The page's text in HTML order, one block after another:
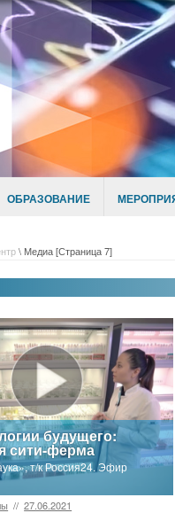
ОБРАЗОВАНИЕ
\ Медиа[Страница 7]
будущего:
сити-ферма
т/к Россия24. Эфир
// 27.06.2021